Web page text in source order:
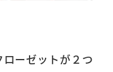
ーゼットが２つ